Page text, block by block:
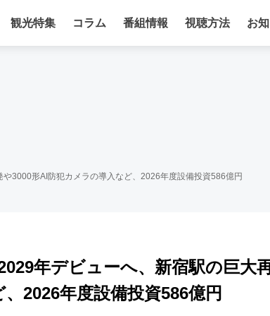
観光特集 コラム 番組情報 視聴方法 お
3000形AI防犯カメラの導入など、2026年度設備投資586億円
年デビューへ、新宿駅の巨大
2026年度設備投資586億円